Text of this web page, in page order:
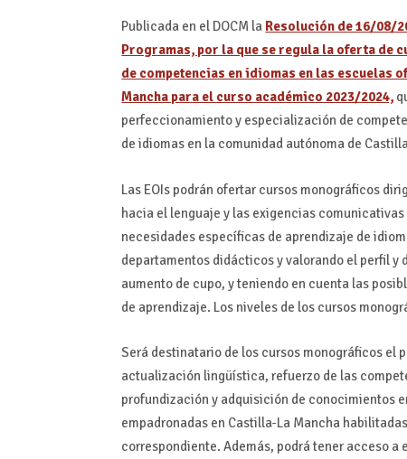
Publicada en el DOCM la Resolución de 16/08/
Programas, por la que se regula la oferta de
de competencias en idiomas en las escuelas
Mancha para el curso académico 2023/2024,
perfeccionamiento y especialización de
de idiomas en la comunidad autónoma de
Las EOIs podrán ofertar cursos monográficos
hacia el lenguaje y las exigencias
necesidades específicas de aprendizaje de
departamentos didácticos y valorando el perfil
aumento de cupo, y teniendo en cuenta las
de aprendizaje. Los niveles de los cursos
Será destinatario de los cursos monográficos el
actualización lingüística, refuerzo de las
profundización y adquisición de conocimientos
empadronadas en Castilla-La Mancha
correspondiente. Además, podrá tener acceso